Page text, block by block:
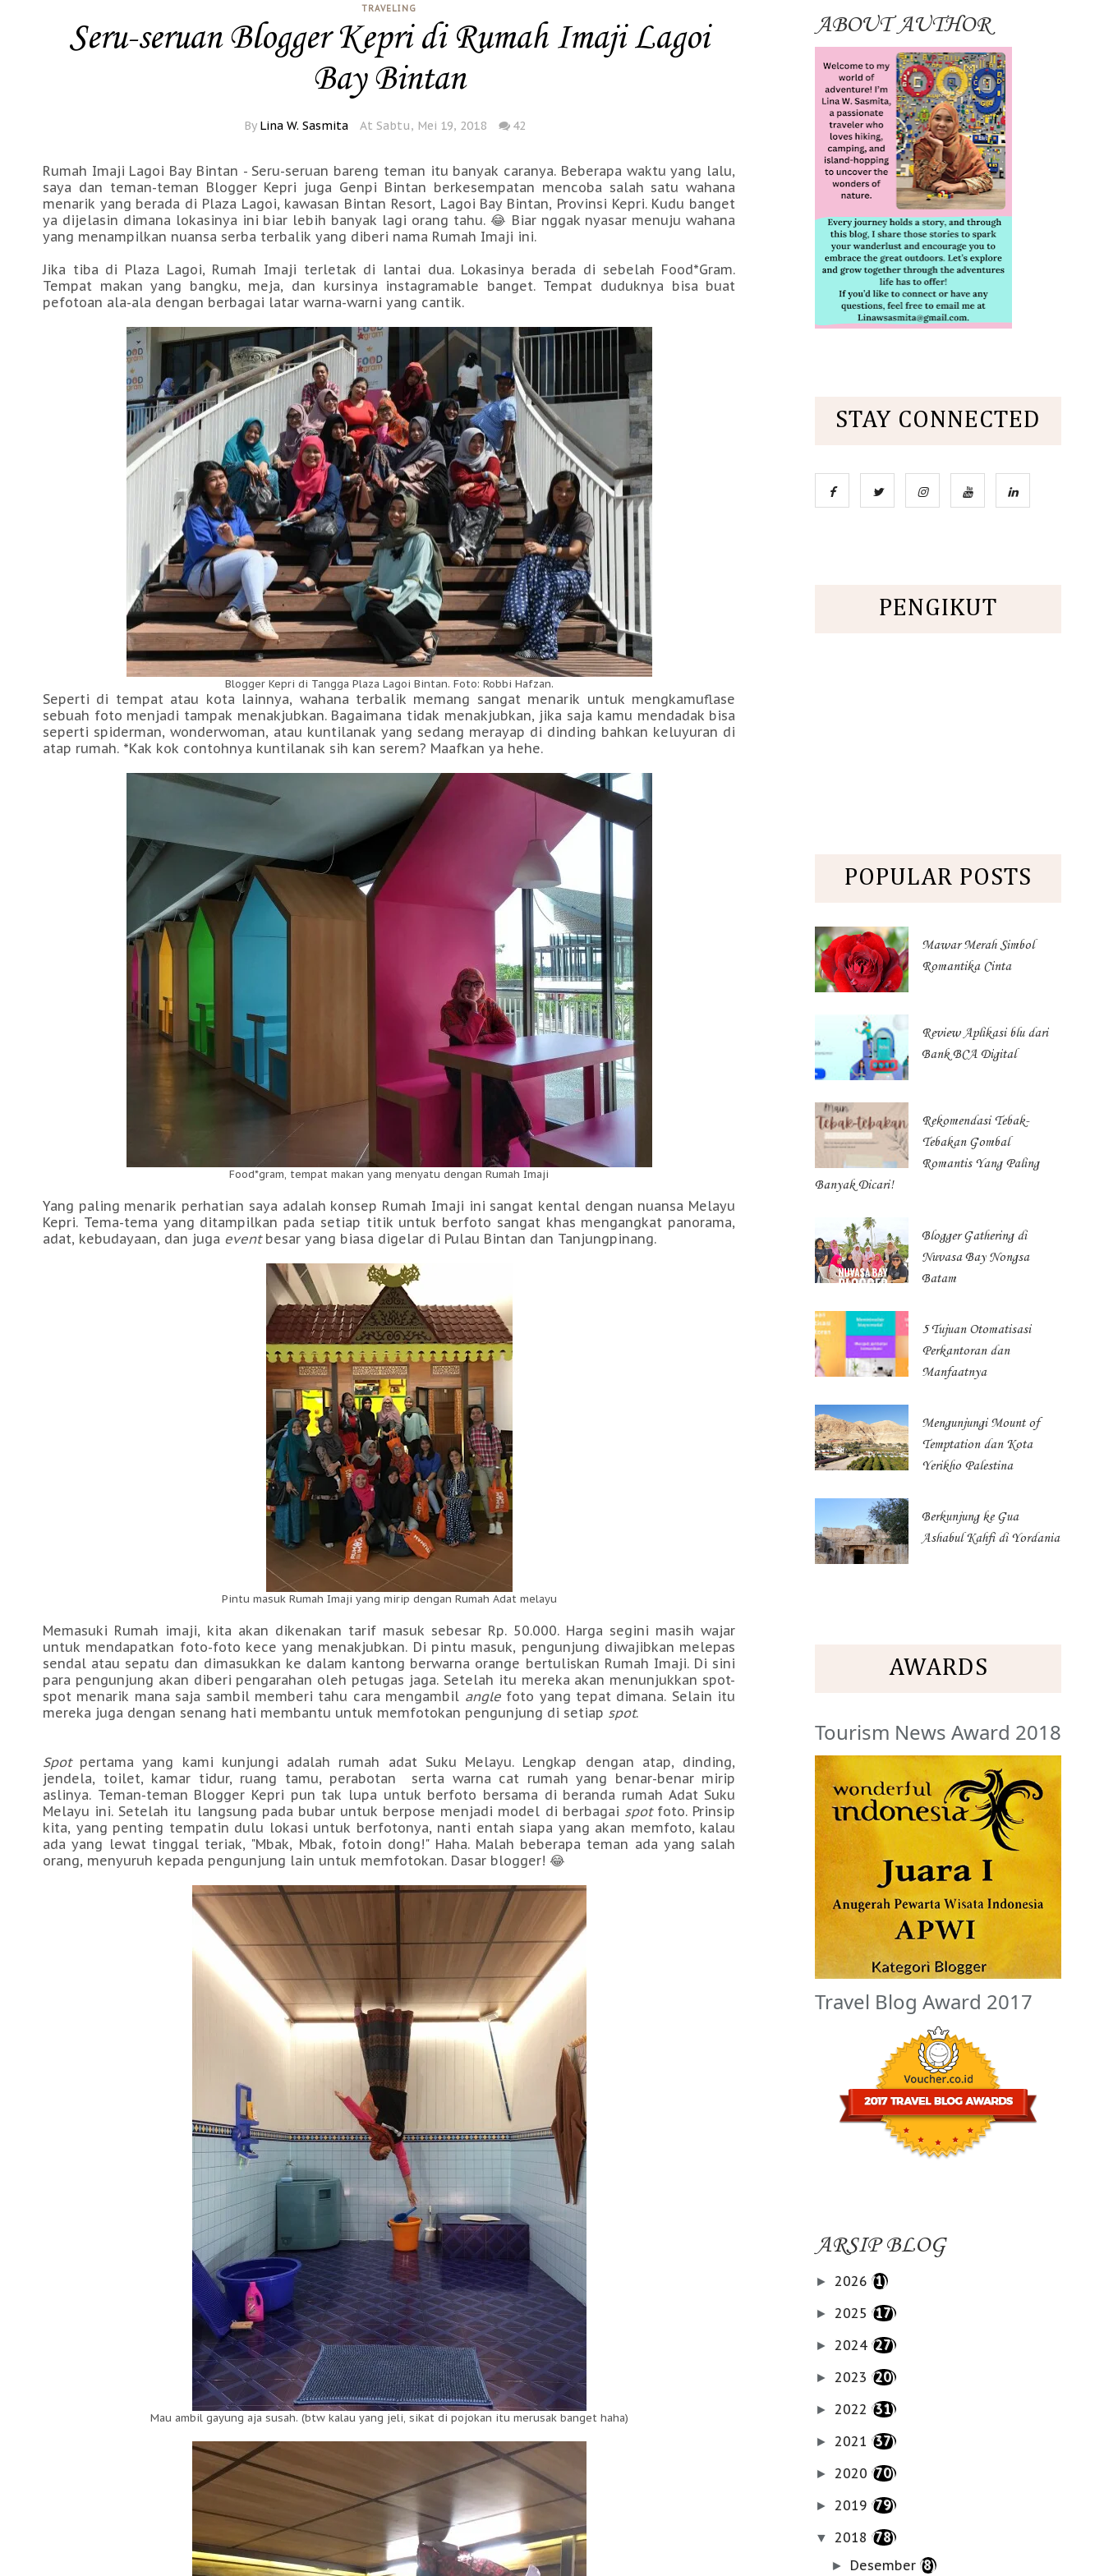
TRAVELING
Seru-seruan Blogger Kepri di Rumah Imaji Lagoi
Bay Bintan
By Lina W. Sasmita At Sabtu, Mei 19, 2018 42
Rumah Imaji Lagoi Bay Bintan - Seru-seruan bareng teman itu banyak caranya. Beberapa waktu yang lalu,
saya dan teman-teman Blogger Kepri juga Genpi Bintan berkesempatan mencoba salah satu wahana
menarik yang berada di Plaza Lagoi, kawasan Bintan Resort, Lagoi Bay Bintan, Provinsi Kepri. Kudu banget
ya dijelasin dimana lokasinya ini biar lebih banyak lagi orang tahu. 😂 Biar nggak nyasar menuju wahana
yang menampilkan nuansa serba terbalik yang diberi nama Rumah Imaji ini.
Jika tiba di Plaza Lagoi, Rumah Imaji terletak di lantai dua. Lokasinya berada di sebelah Food*Gram.
Tempat makan yang bangku, meja, dan kursinya instagramable banget. Tempat duduknya bisa buat
pefotoan ala-ala dengan berbagai latar warna-warni yang cantik.
Blogger Kepri di Tangga Plaza Lagoi Bintan. Foto: Robbi Hafzan.
Seperti di tempat atau kota lainnya, wahana terbalik memang sangat menarik untuk mengkamuflase
sebuah foto menjadi tampak menakjubkan. Bagaimana tidak menakjubkan, jika saja kamu mendadak bisa
seperti spiderman, wonderwoman, atau kuntilanak yang sedang merayap di dinding bahkan keluyuran di
atap rumah. *Kak kok contohnya kuntilanak sih kan serem? Maafkan ya hehe.
Food*gram, tempat makan yang menyatu dengan Rumah Imaji
Yang paling menarik perhatian saya adalah konsep Rumah Imaji ini sangat kental dengan nuansa Melayu
Kepri. Tema-tema yang ditampilkan pada setiap titik untuk berfoto sangat khas mengangkat panorama,
adat, kebudayaan, dan juga eventbesar yang biasa digelar di Pulau Bintan dan Tanjungpinang.
Pintu masuk Rumah Imaji yang mirip dengan Rumah Adat melayu
Memasuki Rumah imaji, kita akan dikenakan tarif masuk sebesar Rp. 50.000. Harga segini masih wajar
untuk mendapatkan foto-foto kece yang menakjubkan. Di pintu masuk, pengunjung diwajibkan melepas
sendal atau sepatu dan dimasukkan ke dalam kantong berwarna orange bertuliskan Rumah Imaji. Di sini
para pengunjung akan diberi pengarahan oleh petugas jaga. Setelah itu mereka akan menunjukkan spot-
spot menarik mana saja sambil memberi tahu cara mengambil anglefoto yang tepat dimana. Selain itu
mereka juga dengan senang hati membantu untuk memfotokan pengunjung di setiap spot.
Spotpertama yang kami kunjungi adalah rumah adat Suku Melayu. Lengkap dengan atap, dinding,
jendela, toilet, kamar tidur, ruang tamu, perabotan serta warna cat rumah yang benar-benar mirip
aslinya. Teman-teman Blogger Kepri pun tak lupa untuk berfoto bersama di beranda rumah Adat Suku
Melayu ini. Setelah itu langsung pada bubar untuk berpose menjadi model di berbagai spotfoto. Prinsip
kita, yang penting tempatin dulu lokasi untuk berfotonya, nanti entah siapa yang akan memfoto, kalau
ada yang lewat tinggal teriak, "Mbak, Mbak, fotoin dong!" Haha. Malah beberapa teman ada yang salah
orang, menyuruh kepada pengunjung lain untuk memfotokan. Dasar blogger! 😂
Mau ambil gayung aja susah. (btw kalau yang jeli, sikat di pojokan itu merusak banget haha)
ABOUT AUTHOR
STAY CONNECTED
PENGIKUT
POPULAR POSTS
Mawar Merah Simbol
Romantika Cinta
Review Aplikasi blu dari
Bank BCA Digital
Rekomendasi Tebak-
Tebakan Gombal
Romantis Yang Paling
Banyak Dicari!
Blogger Gathering di
Nuvasa Bay Nongsa
Batam
5 Tujuan Otomatisasi
Perkantoran dan
Manfaatnya
Mengunjungi Mount of
Temptation dan Kota
Yerikho Palestina
Berkunjung ke Gua
Ashabul Kahfi di Yordania
AWARDS
Tourism News Award 2018
Travel Blog Award 2017
ARSIP BLOG
► 2026 (1)
► 2025 (17)
► 2024 (27)
► 2023 (20)
► 2022 (31)
► 2021 (37)
► 2020 (70)
► 2019 (79)
▼ 2018 (78)
► Desember(8)